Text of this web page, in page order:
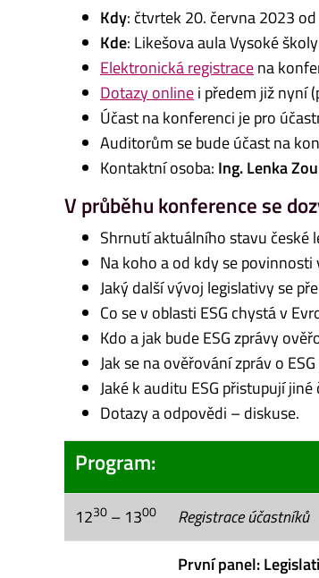
Kdy: čtvrtek 20. června 2023
Kde: Likešova aula Vysoké
Elektronická registracena
Dotazy onlinei předem již nyní
Účast na konferenci je pro
Auditorům se bude účast na
Kontaktní osoba: Ing. Lenka
V průběhu konference se
Shrnutí aktuálního stavu české
Na koho a od kdy se povinnosti
Jaký další vývoj legislativy se
Co se v oblasti ESG chystá v
Kdo a jak bude ESG zprávy
Jak se na ověřování zpráv o
Jaké k auditu ESG přistupují jiné
Dotazy a odpovědi – diskuse.
Program:
1230 – 1300 Registrace účastníků
První panel: